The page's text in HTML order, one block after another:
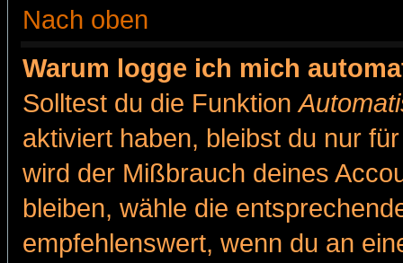
Nach oben
Warum logge ich mich
Solltest du die Funktion
aktiviert haben, bleibst du nur
wird der Mißbrauch deines
bleiben, wähle die
empfehlenswert, wenn du an